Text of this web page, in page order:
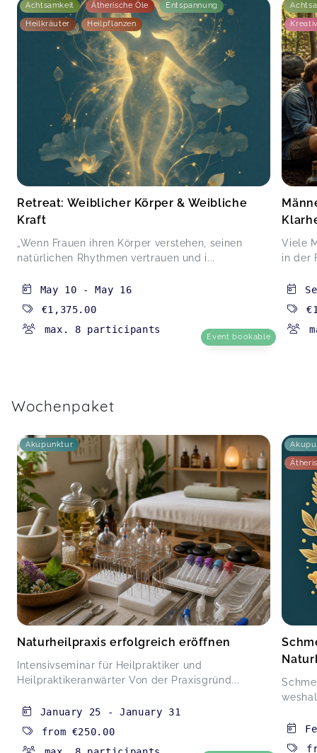
Achtsamkeit Ätherische Öle Entspannung
Heilkräuter Heilpflanzen
Retreat: Weiblicher Körper & Weibliche
Kraft
„Wenn Frauen ihren Körper verstehen, seinen
natürlichen Rhythmen vertrauen und i...
May 10 -May 16
€1,375.00
max. 8 participants
Event bookable
Viele
in der
Wochenpaket
Akupunktur
Naturheilpraxis erfolgreich eröffnen
Intensivseminar für Heilpraktiker und
Heilpraktikeranwärter Von der Praxisgründ...
January 25 - January 31
from €250.00